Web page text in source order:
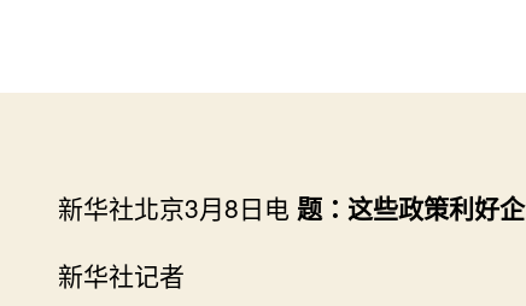
日
新华社北京3月8日电 题：这些政策利好
新华社记者